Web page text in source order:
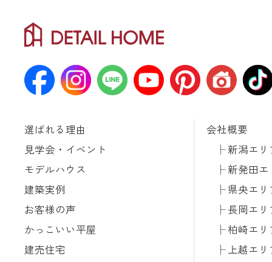
選ばれる理由
見学会・イベント
モデルハウス
建築実例
お客様の声
かっこいい平屋
建売住宅
会社概要
新潟エリ
新発田エ
県央エリ
長岡エリ
柏崎エリ
上越エリ